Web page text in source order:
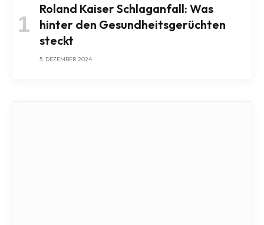
Roland Kaiser Schlaganfall: Was
hinter den Gesundheitsgerüchten
steckt
5. DEZEMBER 2024